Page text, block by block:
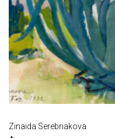
Zinaïda Serebriakova